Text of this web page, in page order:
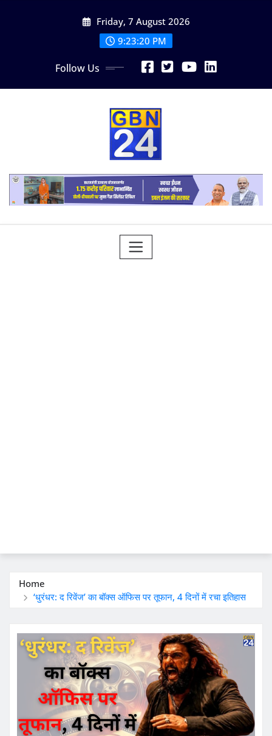
Friday, 7 August 2026
9:23:21 PM
Follow Us
Home
‘धुरंधर: द रिवेंज’ का बॉक्स ऑफिस पर तूफान, 4 दिनों में रचा इतिहास